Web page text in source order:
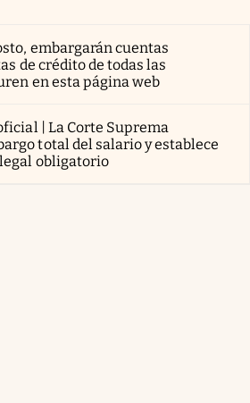
embargarán cuentas
de crédito de todas las
en esta página web
| La Corte Suprema
total del salario y establece
obligatorio